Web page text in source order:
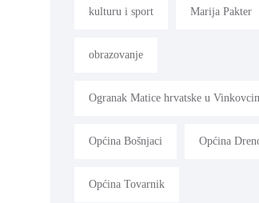
kulturu i sport Marija Pakter
obrazovanje
Ogranak Matice hrvatske u
Općina Bošnjaci Općina
Općina Tovarnik